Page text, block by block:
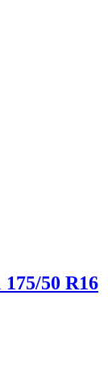
175/50 R16